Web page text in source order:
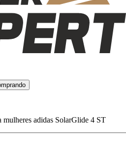
mulheres adidas SolarGlide 4 ST